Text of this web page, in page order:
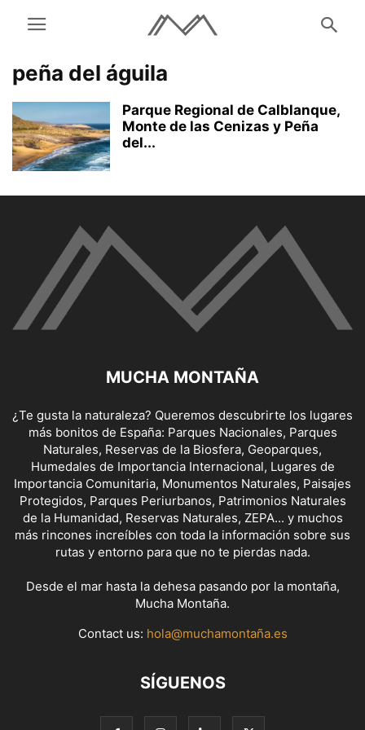
peña del águila
Parque Regional de Calblanque,
Monte de las Cenizas y Peña
del...
MUCHA MONTAÑA
¿Te gusta la naturaleza? Queremos descubrirte los lugares
más bonitos de España: Parques Nacionales, Parques
Naturales, Reservas de la Biosfera, Geoparques,
Humedales de Importancia Internacional, Lugares de
Importancia Comunitaria, Monumentos Naturales, Paisajes
Protegidos, Parques Periurbanos, Patrimonios Naturales
de la Humanidad, Reservas Naturales, ZEPA... y muchos
más rincones increíbles con toda la información sobre sus
rutas y entorno para que no te pierdas nada.
Desde el mar hasta la dehesa pasando por la montaña,
Mucha Montaña.
Contact us: hola@muchamontaña.es
SÍGUENOS